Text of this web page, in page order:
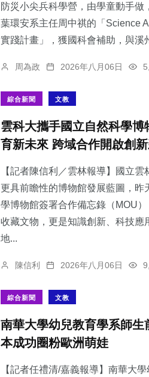
防災小尖兵科學營，由學童動手做
葉環安系主任周中祺的「Science
實踐計畫」，獲國科會補助，與溪
周為政 2026年八月06日
綜合新聞 文教
雲科大攜手國立自然科學
育新未來 跨域合作開啟創
【記者陳信利／雲林報導】國立
更具前瞻性的博物館發展藍圖，昨
學博物館簽署合作備忘錄（MOU
收藏文物，更是知識創新、科技應
地...
陳信利 2026年八月06日
綜合新聞 文教
南華大學幼兒教育學系師
本成功圈粉歐洲萌娃
【記者任禮清/嘉義報導】南華大